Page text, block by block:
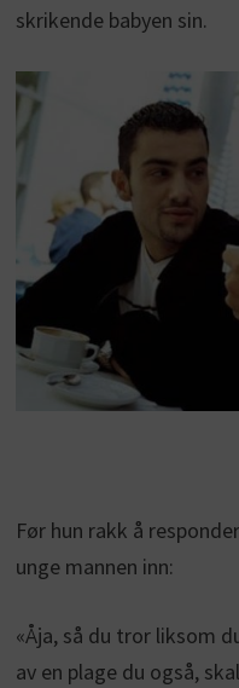
skrikende babyen sin.
Før hun rakk å
unge mannen inn:
«Åja, så du tror liksom
av en plage du også,